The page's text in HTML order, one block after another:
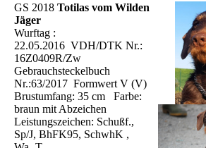
GS 2018 Totilas vom Wilden
Jäger
Wurftag :
22.05.2016 VDH/DTK Nr.:
16Z0409R/Zw
Gebrauchsteckelbuch
Nr.:63/2017 Formwert V (V)
Brustumfang: 35 cm Farbe:
braun mit Abzeichen
Leistungszeichen: Schußf.,
Sp/J, BhFK95, SchwhK ,